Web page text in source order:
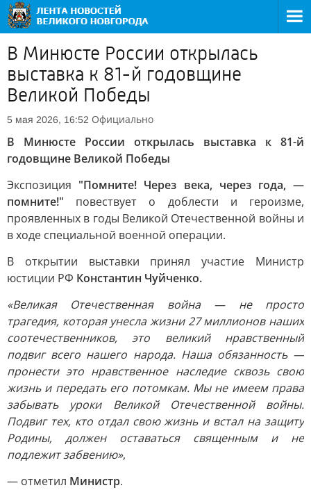
В Минюсте России открылась
выставка к 81-й годовщине
Великой Победы
5 мая 2026, 16:52 Официально
В Минюсте России открылась выставка к 81-й
годовщине Великой Победы
Экспозиция "Помните! Через века, через года, —
помните!" повествует о доблести и героизме,
проявленных в годы Великой Отечественной войны и
в ходе специальной военной операции.
В открытии выставки принял участие Министр
юстиции РФ Константин Чуйченко.
«Великая Отечественная война — не просто
трагедия, которая унесла жизни 27 миллионов наших
соотечественников, это великий нравственный
подвиг всего нашего народа. Наша обязанность —
пронести это нравственное наследие сквозь свою
жизнь и передать его потомкам. Мы не имеем права
забывать уроки Великой Отечественной войны.
Подвиг тех, кто отдал свою жизнь и встал на защиту
Родины, должен оставаться священным и не
подлежит забвению»,
— отметил Министр.